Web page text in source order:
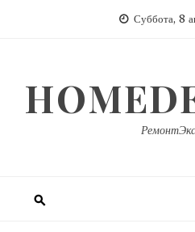
Суббота, 8